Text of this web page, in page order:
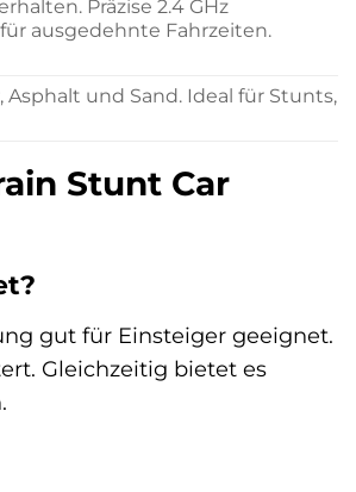
Präzise 2.4 GHz
ausgedehnte Fahrzeiten.
und Sand. Ideal für Stunts,
Stunt Car
gut für Einsteiger geeignet.
Gleichzeitig bietet es